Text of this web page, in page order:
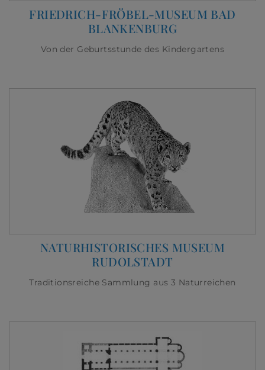
FRIEDRICH-FRÖBEL-MUSEUM BAD
BLANKENBURG
Von der Geburtsstunde des Kindergartens
NATURHISTORISCHES MUSEUM
RUDOLSTADT
Traditionsreiche Sammlung aus 3 Naturreichen